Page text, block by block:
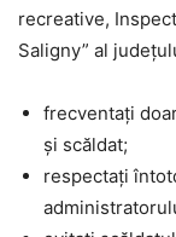
recreative,
Saligny” al
frecventaţi
şi scăldat;
respectaţi